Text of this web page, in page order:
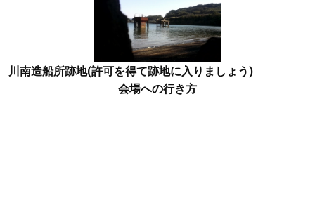
川南造船所跡地(許可を得て跡地に入りましょう)
会場への行き方